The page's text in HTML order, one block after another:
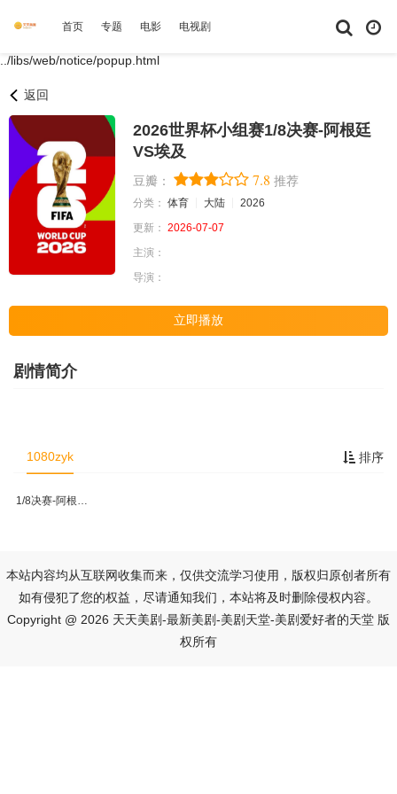
首页 专题 电影 电视剧 短剧大全 体育
../libs/web/notice/popup.html
返回
2026世界杯小组赛1/8决赛-阿根廷
VS埃及
豆瓣： 7.8 推荐
分类： 体育 大陆
2026
更新： 2026-07-07
主演：
导演：
立即播放
剧情简介
排序
1080zyk
1/8决赛-阿根廷VS埃及
本站内容均从互联网收集而来，仅供交流学习使用，版权归原创者所有
如有侵犯了您的权益，尽请通知我们，本站将及时删除侵权内容。
Copyright @ 2026 天天美剧-最新美剧-美剧天堂-美剧爱好者的天堂 版
权所有